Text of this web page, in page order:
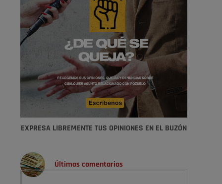
EXPRESA LIBREMENTE TUS OPINIONES EN EL BUZÓN
Últimos comentarios